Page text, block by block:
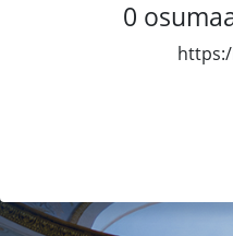
0